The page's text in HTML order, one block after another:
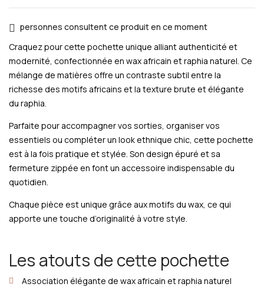
personnes consultent ce produit en ce moment
Craquez pour cette pochette unique alliant authenticité et
modernité, confectionnée en wax africain et raphia naturel. Ce
mélange de matières offre un contraste subtil entre la
richesse des motifs africains et la texture brute et élégante
du raphia.
Parfaite pour accompagner vos sorties, organiser vos
essentiels ou compléter un look ethnique chic, cette pochette
est à la fois pratique et stylée. Son design épuré et sa
fermeture zippée en font un accessoire indispensable du
quotidien.
Chaque pièce est unique grâce aux motifs du wax, ce qui
apporte une touche d’originalité à votre style.
Les atouts de cette pochette
Association élégante de wax africain et raphia naturel